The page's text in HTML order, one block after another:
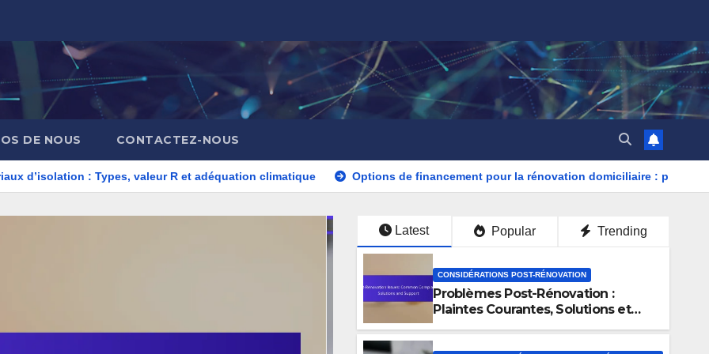
DE NOUS CONTACTEZ-NOUS
: Types, valeur R et adéquation climatique Options de financement pour la rénovation domiciliaire : plans économiques,
Latest Popular Trending
CONSIDÉRATIONS POST-RÉNOVATION
Problèmes Post-Rénovation :
Plaintes Courantes, Solutions et